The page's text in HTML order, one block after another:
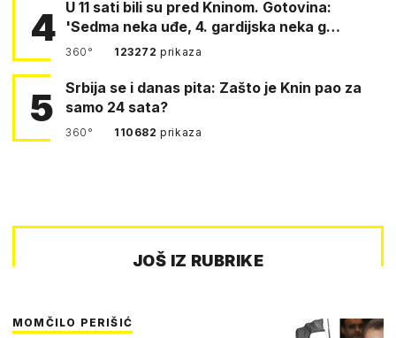
4 U 11 sati bili su pred Kninom. Gotovina:
'Sedma neka uđe, 4. gardijska neka g…
360° 123272prikaza
5
Srbija se i danas pita: Zašto je Knin pao za
samo 24 sata?
360° 110682prikaza
JOŠ IZ RUBRIKE
MOMČILO PERIŠIĆ